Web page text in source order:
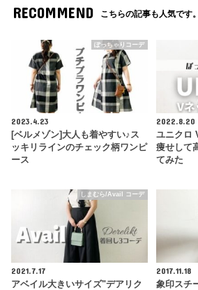
RECOMMEND こちらの記事も人気です。
ぽっちゃりコーデ
2023.4.23
[ベルメゾン]大人も着やすい♪ス
ッキリラインのチェック柄ワンピ
ース
2022.8.20
ユニクロ
痩せして
てみた
しまむら/Avail コーデ
2021.7.17
アベイル大きいサイズ"デアリク
2017.11.18
象印スチ